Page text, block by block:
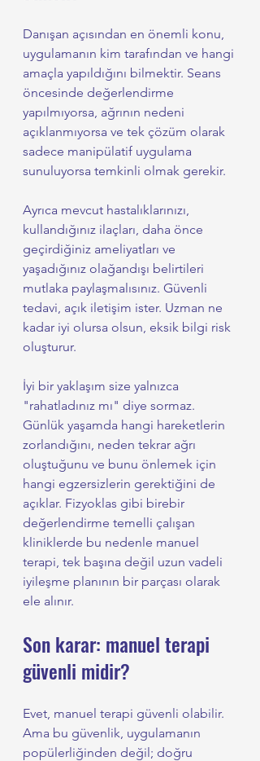
Danışan açısından en önemli konu,
uygulamanın kim tarafından ve hangi
amaçla yapıldığını bilmektir. Seans
öncesinde değerlendirme
yapılmıyorsa, ağrının nedeni
açıklanmıyorsa ve tek çözüm olarak
sadece manipülatif uygulama
sunuluyorsa temkinli olmak gerekir.
Ayrıca mevcut hastalıklarınızı,
kullandığınız ilaçları, daha önce
geçirdiğiniz ameliyatları ve
yaşadığınız olağandışı belirtileri
mutlaka paylaşmalısınız. Güvenli
tedavi, açık iletişim ister. Uzman ne
kadar iyi olursa olsun, eksik bilgi risk
oluşturur.
İyi bir yaklaşım size yalnızca
"rahatladınız mı" diye sormaz.
Günlük yaşamda hangi hareketlerin
zorlandığını, neden tekrar ağrı
oluştuğunu ve bunu önlemek için
hangi egzersizlerin gerektiğini de
açıklar. Fizyoklas gibi birebir
değerlendirme temelli çalışan
kliniklerde bu nedenle manuel
terapi, tek başına değil uzun vadeli
iyileşme planının bir parçası olarak
ele alınır.
Son karar: manuel terapi
güvenli midir?
Evet, manuel terapi güvenli olabilir.
Ama bu güvenlik, uygulamanın
popülerliğinden değil; doğru